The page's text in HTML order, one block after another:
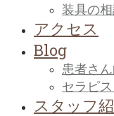
装具の
アクセス
Blog
患者さ
セラピ
スタッフ